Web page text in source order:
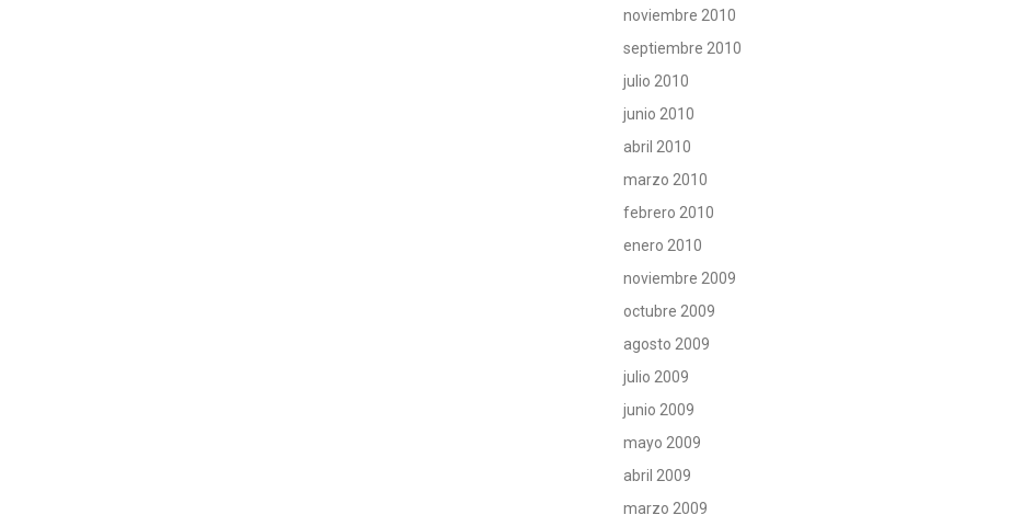
noviembre 2010
septiembre 2010
julio 2010
junio 2010
abril 2010
marzo 2010
febrero 2010
enero 2010
noviembre 2009
octubre 2009
agosto 2009
julio 2009
junio 2009
mayo 2009
abril 2009
marzo 2009